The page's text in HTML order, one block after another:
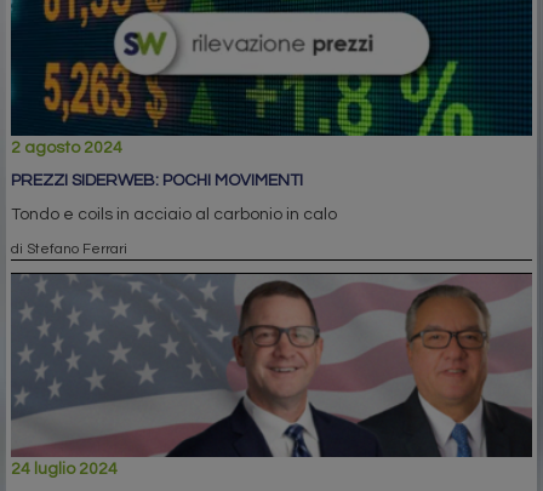
2 agosto 2024
PREZZI SIDERWEB: POCHI MOVIMENTI
Tondo e coils in acciaio al carbonio in calo
di Stefano Ferrari
24 luglio 2024